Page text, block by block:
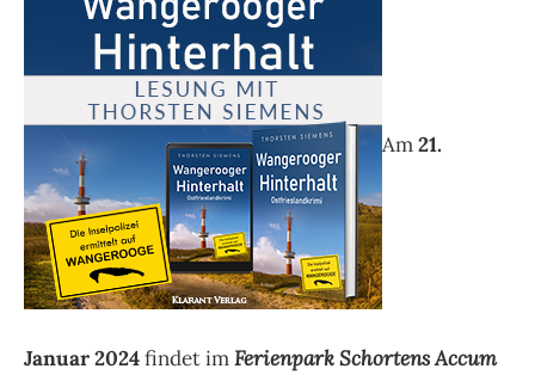
Am21.
Januar 2024findet imFerienpark Schortens Accum